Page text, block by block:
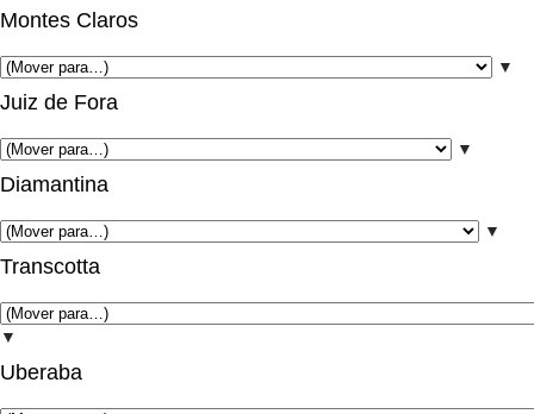
Montes Claros
▼
Juiz de Fora
▼
Diamantina
▼
Transcotta
▼
Uberaba